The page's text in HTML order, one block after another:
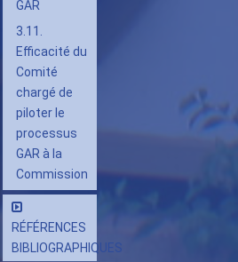
GAR
3.11.
Efficacité du
Comité
chargé de
piloter le
processus
GAR à la
Commission
RÉFÉRENCES
BIBLIOGRAPHIQUES